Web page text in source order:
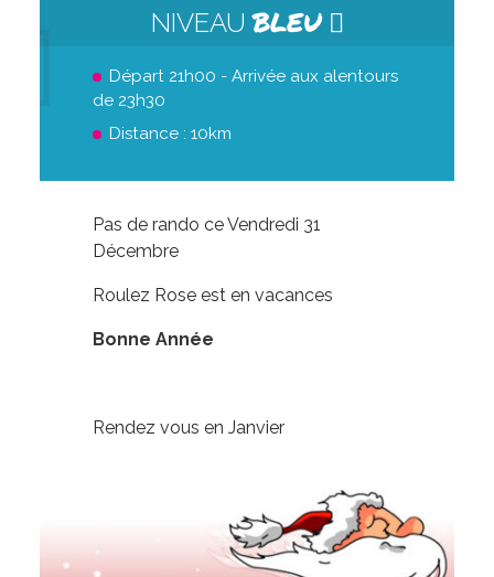
NIVEAUBLEU
Départ 21h00 - Arrivée aux alentours
de 23h30
Distance : 10km
Pas de rando ce Vendredi 31
Décembre
Roulez Rose est en vacances
Bonne Année
Rendez vous en Janvier